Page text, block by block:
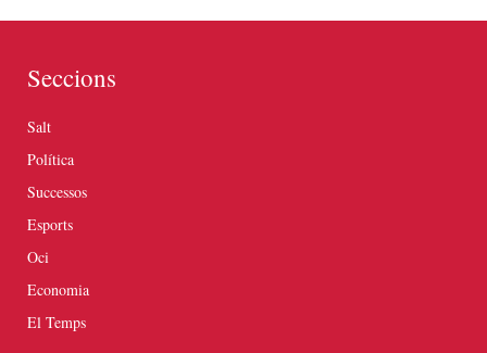
Seccions
Salt
Política
Successos
Esports
Oci
Economia
El Temps